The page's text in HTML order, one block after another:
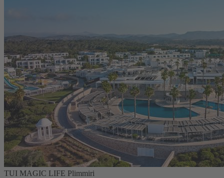
TUI MAGIC LIFE Plimmiri